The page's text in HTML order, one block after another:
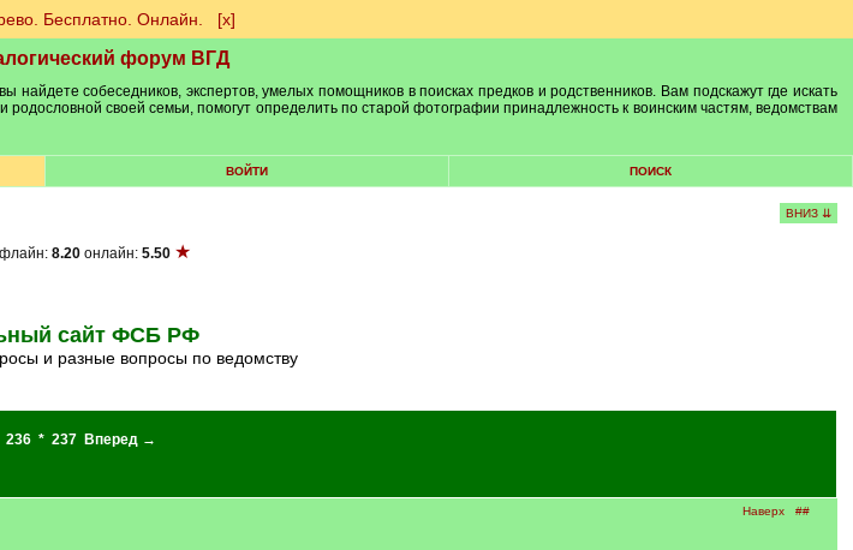
Бесплатно. Онлайн. [х]
форум ВГД
собеседников, экспертов, умелых помощников в поисках предков и родственников. Вам подскажут где искать
своей семьи, помогут определить по старой фотографии принадлежность к воинским частям, ведомствам
ВОЙТИ ПОИСК
ВНИЗ ⇊
8.20 онлайн: 5.50 ★
сайт ФСБ РФ
и разные вопросы по ведомству
236 * 237
Вперед →
Наверх ##